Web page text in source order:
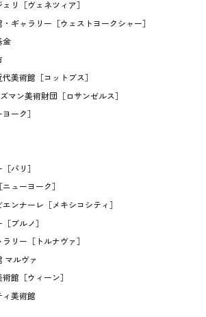
リ［ヴェネツィア］
ギャラリー［ウェストヨークシャー］
金
美術館［コットブス］
マン美術財団［ロサンゼルス］
ーク］
パリ］
ューヨーク］
ンナーレ［メキシコシティ］
ブルノ］
リー［トルナヴァ］
マルヴァ
館［ウィーン］
ィ美術館